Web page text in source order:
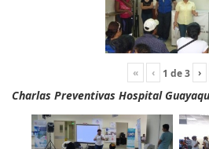
« ‹ 1 de3 ›
Charlas Preventivas Hospital